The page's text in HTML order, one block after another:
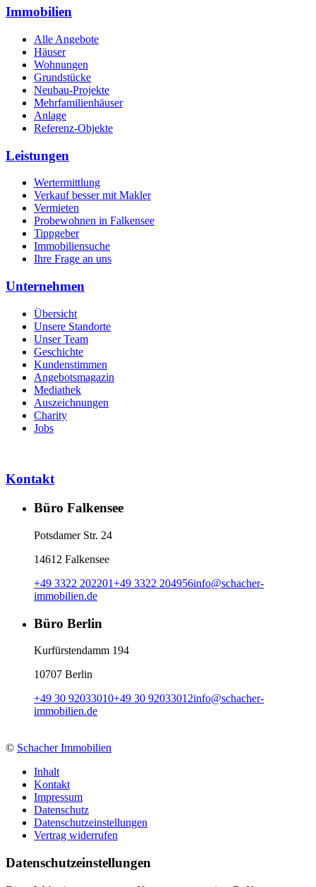
Immobilien
Alle Angebote
Häuser
Wohnungen
Grundstücke
Neubau-Projekte
Mehrfamilienhäuser
Anlage
Referenz-Objekte
Leistungen
Wertermittlung
Verkauf besser mit Makler
Vermieten
Probewohnen in Falkensee
Tippgeber
Immobiliensuche
Ihre Frage an uns
Unternehmen
Übersicht
Unsere Standorte
Unser Team
Geschichte
Kundenstimmen
Angebotsmagazin
Mediathek
Auszeichnungen
Charity
Jobs
Kontakt
Büro Falkensee
Potsdamer Str. 24
14612 Falkensee
+49 3322 202201+49 3322 204956info@schacher-
immobilien.de
Büro Berlin
Kurfürstendamm 194
10707 Berlin
+49 30 92033010+49 30 92033012info@schacher-
immobilien.de
© Schacher Immobilien
Inhalt
Kontakt
Impressum
Datenschutz
Datenschutzeinstellungen
Vertrag widerrufen
Daten­schutz­ein­stellungen